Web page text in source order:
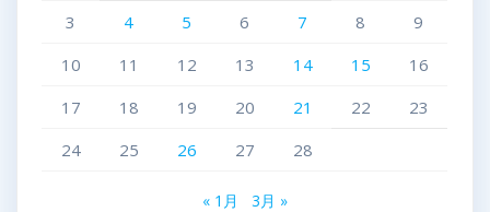
3
4 5 6 7 8
9
10
11 12 13 14 15
16
17
18 19 20 21 22
23
24
25 26 27 28
« 1月 3月 »